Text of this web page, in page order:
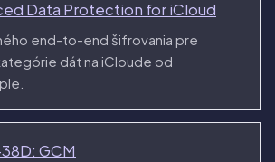
Data Protection for iCloud
end-to-end šifrovania pre
dát na iCloude od
GCM